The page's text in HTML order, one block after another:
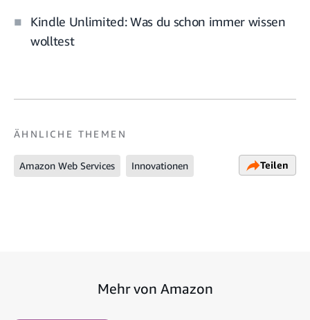
Kindle Unlimited: Was du schon immer wissen
wolltest
ÄHNLICHE THEMEN
Amazon Web Services Innovationen Teilen
Mehr von Amazon